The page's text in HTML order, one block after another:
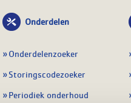
Onderdelen
Onderdelenzoeker
Storingscodezoeker
Periodiek onderhoud